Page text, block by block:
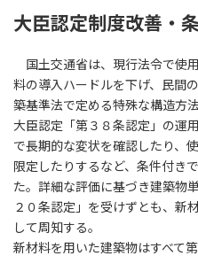
大臣認定制度改善・
国土交通省は、現行法令で使
料の導入ハードルを下げ、民間
築基準法で定める特殊な構造方
大臣認定「第３８条認定」の運
で長期的な変状を確認したり、
限定したりするなど、条件付き
た。詳細な評価に基づき建築物
２０条認定」を受けずとも、新
して周知する。
新材料を用いた建築物はすべて